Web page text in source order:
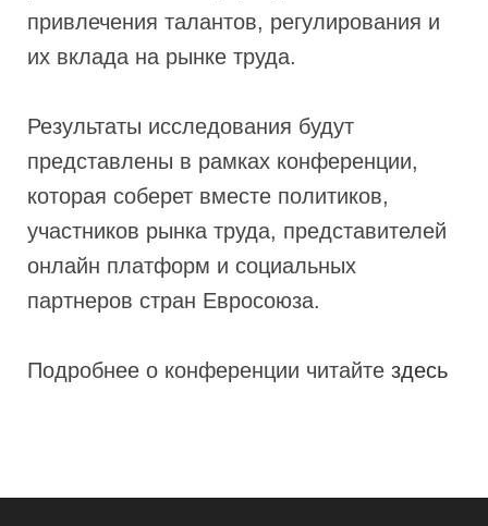
привлечения талантов, регулирования и
их вклада на рынке труда.
Результаты исследования будут
представлены в рамках конференции,
которая соберет вместе политиков,
участников рынка труда, представителей
онлайн платформ и социальных
партнеров стран Евросоюза.
Подробнее о конференции читайте здесь